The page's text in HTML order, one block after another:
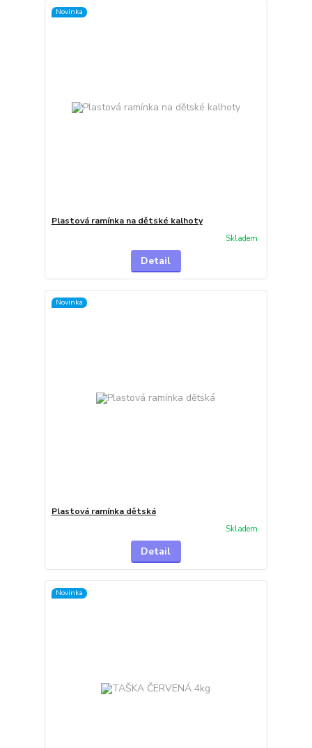
Novinka
Plastová ramínka na dětské kalhoty
Skladem
Detail
Novinka
Plastová ramínka dětská
Skladem
Detail
Novinka